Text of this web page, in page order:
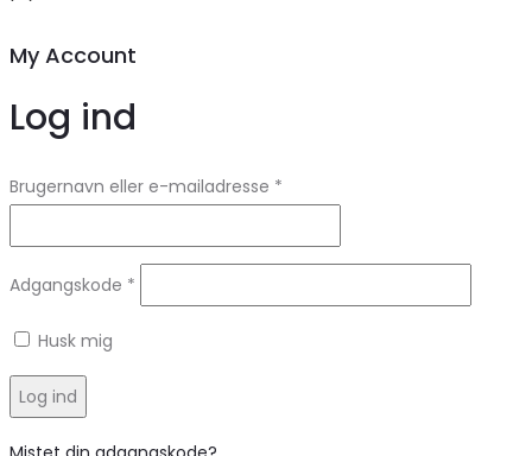
My Account
Log ind
Brugernavn eller e-mailadresse *
Adgangskode *
Husk mig
Log ind